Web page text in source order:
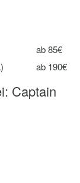
ab 85€
ab 190€
Captain